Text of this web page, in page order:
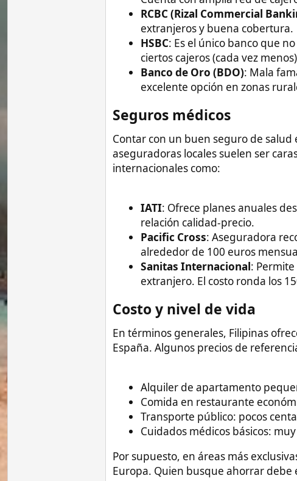
IATI : Ofrece planes anuales desde 300
relación calidad-precio.
Pacific Cross: Aseguradora reconocida
alrededor de 100 euros mensuales.
Sanitas Internacional: Permite
extranjero. El costo ronda los 150 euros
Costo y nivel de vida​
En términos generales, Filipinas ofrece un
Alquiler de apartamento pequeño: 200 -
Cuidados médicos básicos: muy
Por supuesto, en áreas más exclusivas como
Europa. Quien busque ahorrar debe evitar
En el interior y zonas menos desarrolladas
ejemplo, comer en un restaurante puede
Seguridad personal​
Aunque Filipinas es considerado un país
delincuencia existe, especialmente en
visitar barrios de mala reputación, evitar salir
En el sur del país donde opera la guerrilla
mejor contar con el apoyo de residentes
En general, aplicar el sentido común y
de evitar incidentes.
Relacionarse con los locales​